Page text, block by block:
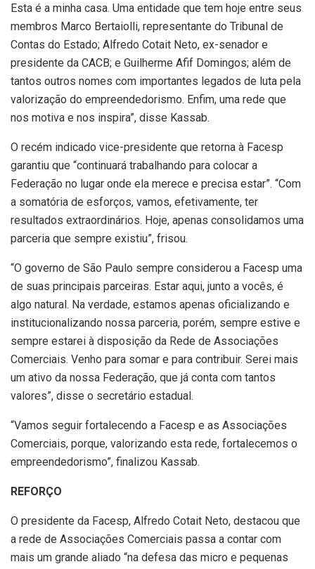
Esta é a minha casa. Uma entidade que tem hoje entre seus
membros Marco Bertaiolli, representante do Tribunal de
Contas do Estado; Alfredo Cotait Neto, ex-senador e
presidente da CACB; e Guilherme Afif Domingos; além de
tantos outros nomes com importantes legados de luta pela
valorização do empreendedorismo. Enfim, uma rede que
nos motiva e nos inspira”, disse Kassab.
O recém indicado vice-presidente que retorna à Facesp
garantiu que “continuará trabalhando para colocar a
Federação no lugar onde ela merece e precisa estar”. “Com
a somatória de esforços, vamos, efetivamente, ter
resultados extraordinários. Hoje, apenas consolidamos uma
parceria que sempre existiu”, frisou.
“O governo de São Paulo sempre considerou a Facesp uma
de suas principais parceiras. Estar aqui, junto a vocês, é
algo natural. Na verdade, estamos apenas oficializando e
institucionalizando nossa parceria, porém, sempre estive e
sempre estarei à disposição da Rede de Associações
Comerciais. Venho para somar e para contribuir. Serei mais
um ativo da nossa Federação, que já conta com tantos
valores”, disse o secretário estadual.
“Vamos seguir fortalecendo a Facesp e as Associações
Comerciais, porque, valorizando esta rede, fortalecemos o
empreendedorismo”, finalizou Kassab.
REFORÇO
O presidente da Facesp, Alfredo Cotait Neto, destacou que
a rede de Associações Comerciais passa a contar com
mais um grande aliado “na defesa das micro e pequenas